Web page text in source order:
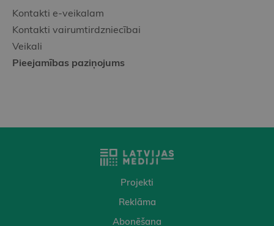
Kontakti e-veikalam
Kontakti vairumtirdzniecībai
Veikali
Pieejamības paziņojums
Projekti
Reklāma
Abonēšana